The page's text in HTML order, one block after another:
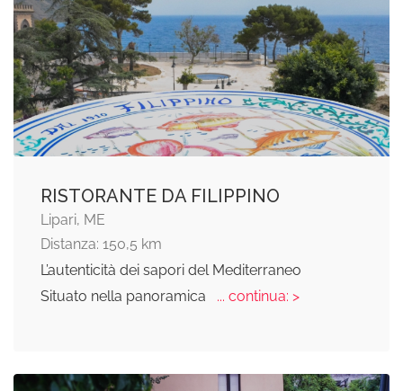
RISTORANTE DA FILIPPINO
Lipari, ME
Distanza: 150,5 km
L’autenticità dei sapori del Mediterraneo
Situato nella panoramica
... continua: >